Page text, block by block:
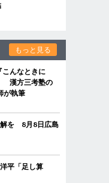
もっと見る
こんなときに
漢方三考塾の
が執筆
解を 8月8日広島
平「足し算